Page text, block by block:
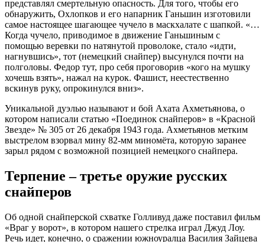
представлял смертельную опасность. Для того, чтобы его
обнаружить, Охлопков и его напарник Ганьшин изготовили
самое настоящее шагающее чучело в маскхалате с шапкой. «…
Когда чучело, приводимое в движение Ганьшиным с
помощью веревки по натянутой проволоке, стало «идти,
нагнувшись», тот (немецкий снайпер) высунулся почти на
полголовы. Федор тут, про себя проговорив «кого на мушку
хочешь взять», нажал на курок. Фашист, неестественно
вскинув руку, опрокинулся вниз».
Уникальной дуэлью называют и бой Ахата Ахметьянова, о
котором написали статью «Поединок снайперов» в «Красной
Звезде» № 305 от 26 декабря 1943 года. Ахметьянов метким
выстрелом взорвал мину 82-мм миномёта, которую заранее
зарыл рядом с возможной позицией немецкого снайпера.
Терпение – третье оружие русских
снайперов
Об одной снайперской схватке Голливуд даже поставил фильм
«Враг у ворот», в котором нашего стрелка играл Джуд Лоу.
Речь идет, конечно, о сражении южноуралца Василия Зайцева